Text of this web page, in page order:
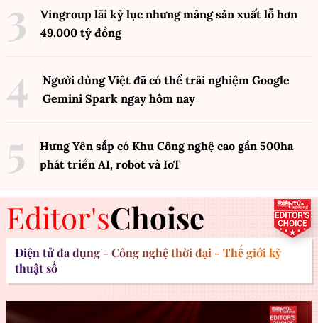
Vingroup lãi kỷ lục nhưng mảng sản xuất lỗ hơn
49.000 tỷ đồng
Người dùng Việt đã có thể trải nghiệm Google
Gemini Spark ngay hôm nay
Hưng Yên sắp có Khu Công nghệ cao gần 500ha
phát triển AI, robot và IoT
Editor'sChoise
Điện tử đa dụng - Công nghệ thời đại - Thế giới kỹ
thuật số